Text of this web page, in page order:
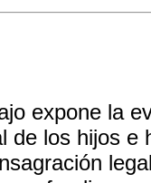
expone la
de los hijos